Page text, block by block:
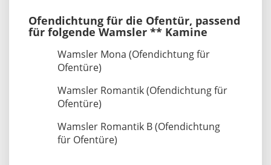
Ofendichtung für die Ofentür, passend
für folgende Wamsler ** Kamine
Wamsler Mona (Ofendichtung für
Ofentüre)
Wamsler Romantik (Ofendichtung für
Ofentüre)
Wamsler Romantik B (Ofendichtung
für Ofentüre)